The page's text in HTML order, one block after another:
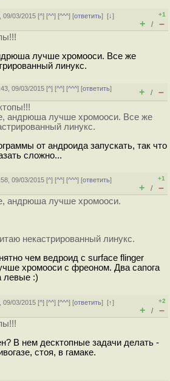
09/03/2015 [^] [^^] [^^^] [ответить][↓]
+1
+ / –
лучше хромооси. Все же
линукс.
09/03/2015 [^] [^^] [^^^] [ответить]
+ / –
андрюша лучше хромооси. Все же
линукс.
от андроида запускать, так что
сложно...
09/03/2015 [^] [^^] [^^^] [ответить]
+1
+ / –
андрюша лучше хромооси.
некастрированный линукс.
чем ведроид с surface flinger
хромооси с фреоном. Два сапога
левые :)
09/03/2015 [^] [^^] [^^^] [ответить][↑]
+2
+ / –
В нем десктопные задачи делать -
стоя, в гамаке.